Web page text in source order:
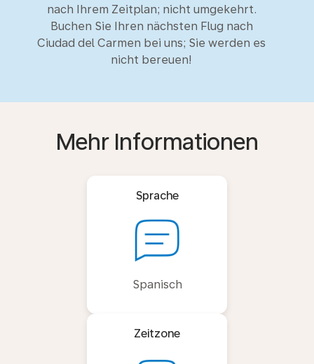
nach Ihrem Zeitplan; nicht umgekehrt.
Buchen Sie Ihren nächsten Flug nach
Ciudad del Carmen bei uns; Sie werden es
nicht bereuen!
Mehr Informationen
Sprache
Spanisch
Zeitzone